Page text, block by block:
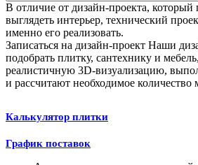
В отличие от дизайн-проекта, который
выглядеть интерьер, технический
именно его реализовать.
Записаться на дизайн-проект Наши
подобрать плитку, сантехнику и
реалистичную 3D-визуализацию,
и рассчитают необходимое количество
Калькулятор плитки
График поставок